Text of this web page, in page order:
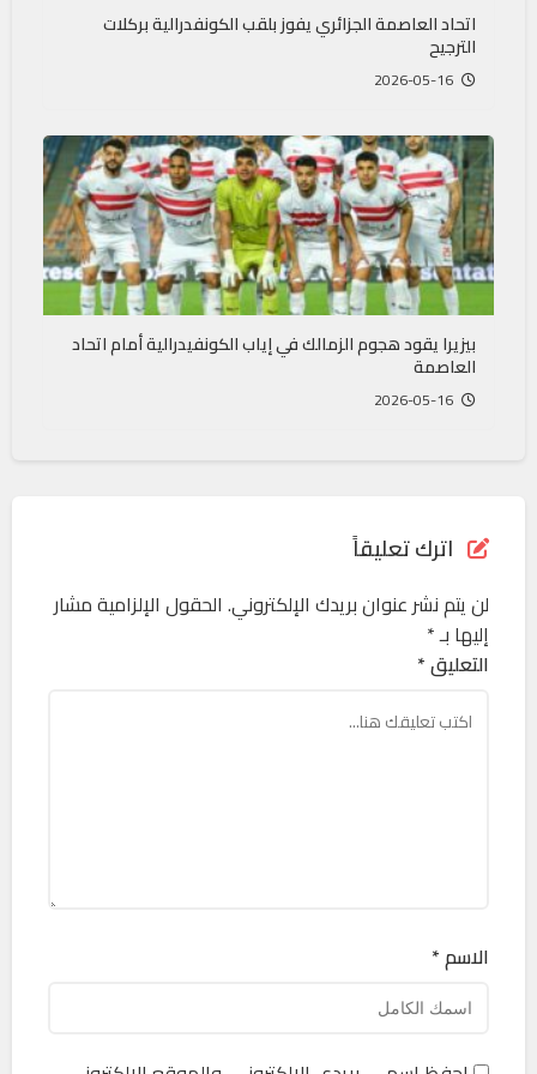
اتحاد العاصمة الجزائري يفوز بلقب الكونفدرالية بركلات
الترجيح
بيزيرا يقود هجوم الزمالك في إياب الكونفيدرالية أمام اتحاد
العاصمة
اترك تعليقاً
لن يتم نشر عنوان بريدك الإلكتروني. الحقول الإلزامية مشار
إليها بـ*
التعليق *
الاسم *